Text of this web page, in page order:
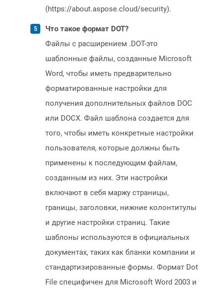
(https://about.aspose.cloud/security).
Что такое формат DOT?
Файлы с расширением .DOT-это
шаблонные файлы, созданные Microsoft
Word, чтобы иметь предварительно
форматированные настройки для
получения дополнительных файлов DOC
или DOCX. Файл шаблона создается для
того, чтобы иметь конкретные настройки
пользователя, которые должны быть
применены к последующим файлам,
созданным из них. Эти настройки
включают в себя маржу страницы,
границы, заголовки, нижние колонтитулы
и другие настройки страниц. Такие
шаблоны используются в официальных
документах, таких как бланки компании и
стандартизированные формы. Формат Dot
File специфичен для Microsoft Word 2003 и